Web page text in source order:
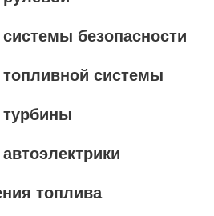
системы безопасности
топливной системы
турбины
топлива